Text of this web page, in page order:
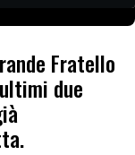
Fratello
due